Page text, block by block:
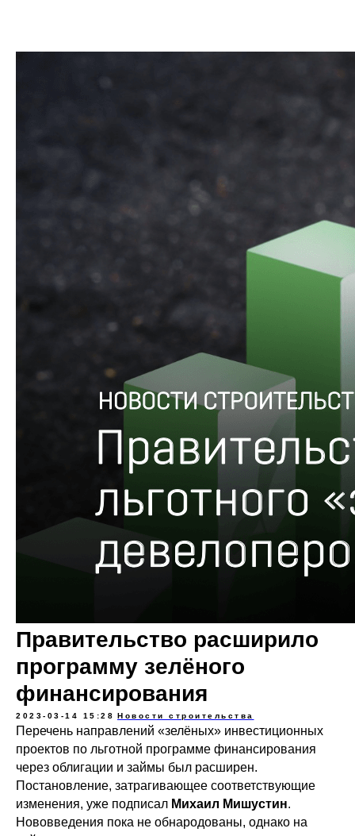
Правительство расширило
программу зелёного
финансирования
2023-03-14 15:28 Новости строительства
Перечень направлений «зелёных» инвестиционных
проектов по льготной программе финансирования
через облигации и займы был расширен.
Постановление, затрагивающее соответствующие
изменения, уже подписал Михаил Мишустин.
Нововведения пока не обнародованы, однако на